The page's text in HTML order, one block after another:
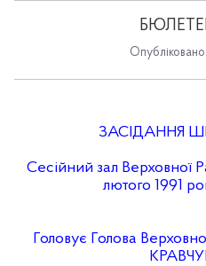
ЗАСІДАННЯ
Сесійний зал Верховної
лютого 1991
Головує Голова